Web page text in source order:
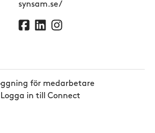
synsam.se/
för medarbetare
Logga in till Connect